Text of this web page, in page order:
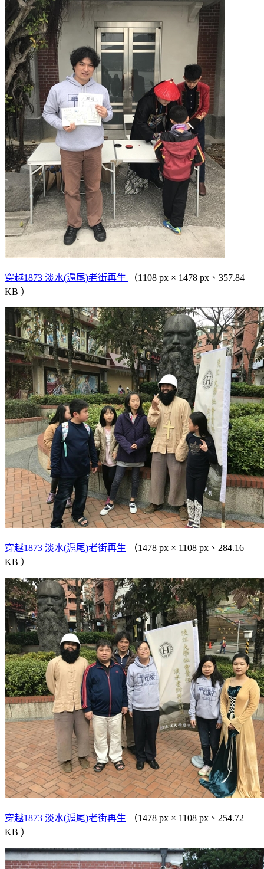
穿越1873 淡水(滬尾)老街再生
（1108 px × 1478 px、357.84
KB ）
穿越1873 淡水(滬尾)老街再生
（1478 px × 1108 px、284.16
KB ）
穿越1873 淡水(滬尾)老街再生
（1478 px × 1108 px、254.72
KB ）